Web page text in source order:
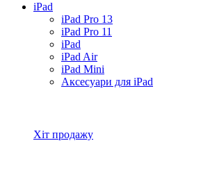
iPad
iPad Pro 13
iPad Pro 11
iPad
iPad Air
iPad Mini
Аксесуари для iPad
Хіт продажу